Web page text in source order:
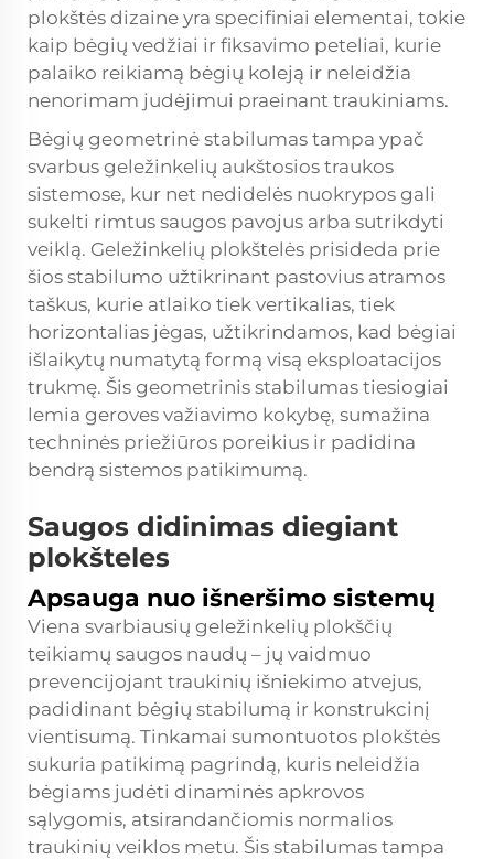
plokštės dizaine yra specifiniai elementai, tokie
kaip bėgių vedžiai ir fiksavimo peteliai, kurie
palaiko reikiamą bėgių koleją ir neleidžia
nenorimam judėjimui praeinant traukiniams.
Bėgių geometrinė stabilumas tampa ypač
svarbus geležinkelių aukštosios traukos
sistemose, kur net nedidelės nuokrypos gali
sukelti rimtus saugos pavojus arba sutrikdyti
veiklą. Geležinkelių plokštelės prisideda prie
šios stabilumo užtikrinant pastovius atramos
taškus, kurie atlaiko tiek vertikalias, tiek
horizontalias jėgas, užtikrindamos, kad bėgiai
išlaikytų numatytą formą visą eksploatacijos
trukmę. Šis geometrinis stabilumas tiesiogiai
lemia geroves važiavimo kokybę, sumažina
techninės priežiūros poreikius ir padidina
bendrą sistemos patikimumą.
Saugos didinimas diegiant
plokšteles
Apsauga nuo išneršimo sistemų
Viena svarbiausių geležinkelių plokščių
teikiamų saugos naudų – jų vaidmuo
prevencijojant traukinių išniekimo atvejus,
padidinant bėgių stabilumą ir konstrukcinį
vientisumą. Tinkamai sumontuotos plokštės
sukuria patikimą pagrindą, kuris neleidžia
bėgiams judėti dinaminės apkrovos
sąlygomis, atsirandančiomis normalios
traukinių veiklos metu. Šis stabilumas tampa